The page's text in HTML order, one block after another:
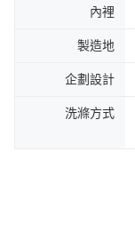
內裡
製造地
企劃設計
洗滌方式